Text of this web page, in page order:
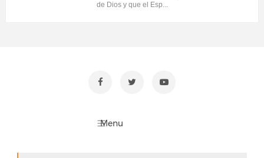
de Dios y que el Esp...